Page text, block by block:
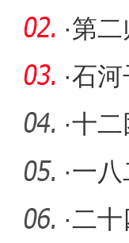
·第
教育
·石
授科
·十
·一
·二十